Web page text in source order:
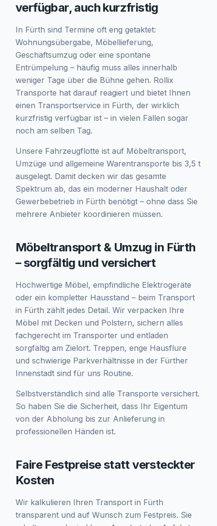
verfügbar, auch kurzfristig
In Fürth sind Termine oft eng getaktet:
Wohnungsübergabe, Möbellieferung,
Geschäftsumzug oder eine spontane
Entrümpelung – häufig muss alles innerhalb
weniger Tage über die Bühne gehen. Rollix
Transporte hat darauf reagiert und bietet Ihnen
einen Transportservice in Fürth, der wirklich
kurzfristig verfügbar ist – in vielen Fällen sogar
noch am selben Tag.
Unsere Fahrzeugflotte ist auf Möbeltransport,
Umzüge und allgemeine Warentransporte bis 3,5 t
ausgelegt. Damit decken wir das gesamte
Spektrum ab, das ein moderner Haushalt oder
Gewerbebetrieb in Fürth benötigt – ohne dass Sie
mehrere Anbieter koordinieren müssen.
Möbeltransport & Umzug in Fürth
– sorgfältig und versichert
Hochwertige Möbel, empfindliche Elektrogeräte
oder ein kompletter Hausstand – beim Transport
in Fürth zählt jedes Detail. Wir verpacken Ihre
Möbel mit Decken und Polstern, sichern alles
fachgerecht im Transporter und entladen
sorgfältig am Zielort. Treppen, enge Hausflure
und schwierige Parkverhältnisse in der Fürther
Innenstadt sind für uns Routine.
Selbstverständlich sind alle Transporte versichert.
So haben Sie die Sicherheit, dass Ihr Eigentum
von der Abholung bis zur Anlieferung in
professionellen Händen ist.
Faire Festpreise statt versteckter
Kosten
Wir kalkulieren Ihren Transport in Fürth
transparent und auf Wunsch zum Festpreis. Sie